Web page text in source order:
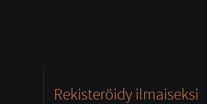
Rekisteröidy ilmaiseksi